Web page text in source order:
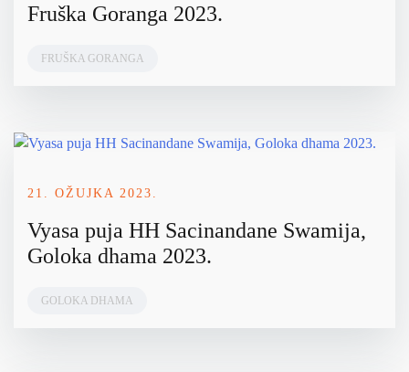
Fruška Goranga 2023.
FRUŠKA GORANGA
21. OŽUJKA 2023.
Vyasa puja HH Sacinandane Swamija,
Goloka dhama 2023.
GOLOKA DHAMA